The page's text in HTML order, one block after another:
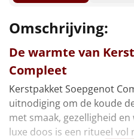
Noodradio
Deken (fleece plaid)
Alle artikelen
Overige
Ideeën
Omschrijving:
De warmte van
Compleet
Kerstpakket Soepgenot
uitnodiging om de koude
met smaak, gezelligheid
luxe doos is een ritueel vol